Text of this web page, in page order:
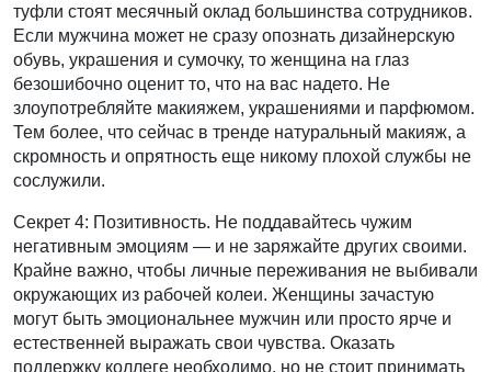
туфли стоят месячный оклад большинства сотрудников.
Если мужчина может не сразу опознать дизайнерскую
обувь, украшения и сумочку, то женщина на глаз
безошибочно оценит то, что на вас надето. Не
злоупотребляйте макияжем, украшениями и парфюмом.
Тем более, что сейчас в тренде натуральный макияж, а
скромность и опрятность еще никому плохой службы не
сослужили.
Секрет 4: Позитивность. Не поддавайтесь чужим
негативным эмоциям — и не заряжайте других своими.
Крайне важно, чтобы личные переживания не выбивали
окружающих из рабочей колеи. Женщины зачастую
могут быть эмоциональнее мужчин или просто ярче и
естественней выражать свои чувства. Оказать
поддержку коллеге необходимо, но не стоит принимать